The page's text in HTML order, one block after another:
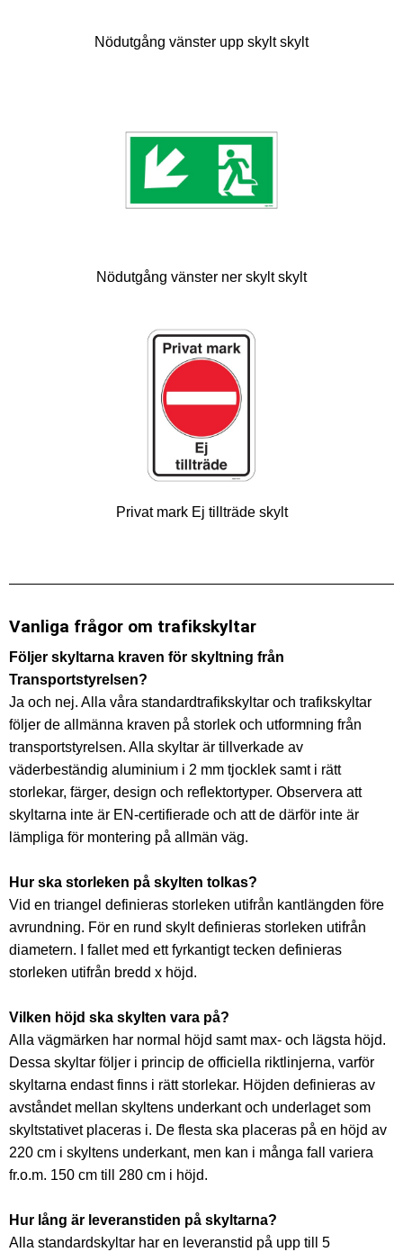
Nödutgång vänster upp skylt skylt
Nödutgång vänster ner skylt skylt
Privat mark Ej tillträde skylt
Vanliga frågor om trafikskyltar
Följer skyltarna kraven för skyltning från
Transportstyrelsen?
Ja och nej. Alla våra standardtrafikskyltar och trafikskyltar
följer de allmänna kraven på storlek och utformning från
transportstyrelsen. Alla skyltar är tillverkade av
väderbeständig aluminium i 2 mm tjocklek samt i rätt
storlekar, färger, design och reflektortyper. Observera att
skyltarna inte är EN-certifierade och att de därför inte är
lämpliga för montering på allmän väg.
Hur ska storleken på skylten tolkas?
Vid en triangel definieras storleken utifrån kantlängden före
avrundning. För en rund skylt definieras storleken utifrån
diametern. I fallet med ett fyrkantigt tecken definieras
storleken utifrån bredd x höjd.
Vilken höjd ska skylten vara på?
Alla vägmärken har normal höjd samt max- och lägsta höjd.
Dessa skyltar följer i princip de officiella riktlinjerna, varför
skyltarna endast finns i rätt storlekar. Höjden definieras av
avståndet mellan skyltens underkant och underlaget som
skyltstativet placeras i. De flesta ska placeras på en höjd av
220 cm i skyltens underkant, men kan i många fall variera
fr.o.m. 150 cm till 280 cm i höjd.
Hur lång är leveranstiden på skyltarna?
Alla standardskyltar har en leveranstid på upp till 5